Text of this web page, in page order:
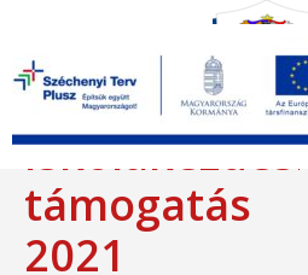
Iskolakezdési
támogatás
2021